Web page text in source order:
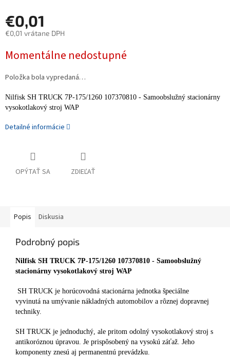
€0,01
€0,01 vrátane DPH
cena:
Momentálne nedostupné
Položka bola vypredaná…
Nilfisk SH TRUCK 7P-175/1260 107370810 - Samoobslužný stacionárny
vysokotlakový stroj WAP
Detailné informácie
OPÝTAŤ SA ZDIEĽAŤ
Popis Diskusia
Podrobný popis
Nilfisk SH TRUCK 7P-175/1260 107370810 - Samoobslužný
stacionárny vysokotlakový stroj WAP
SH TRUCK je horúcovodná stacionárna jednotka špeciálne
vyvinutá na umývanie nákladných automobilov a rôznej dopravnej
techniky.
SH TRUCK je jednoduchý, ale pritom odolný vysokotlakový stroj s
antikoróznou úpravou. Je prispôsobený na vysokú záťaž. Jeho
komponenty znesú aj permanentnú prevádzku.